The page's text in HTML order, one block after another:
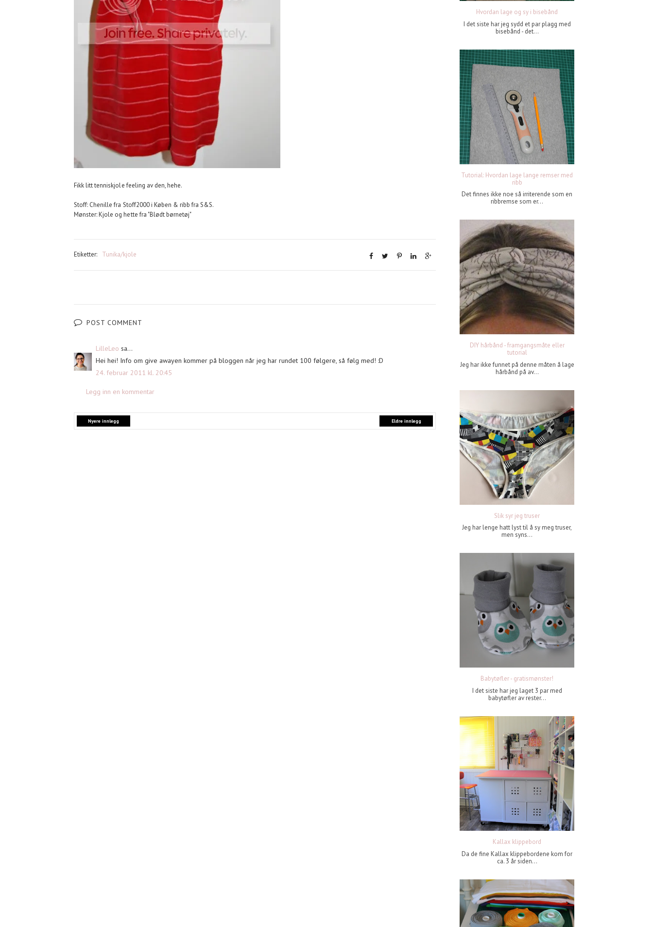
Fikk litt tenniskjole feeling av den, hehe.
Stoff: Chenille fra Stoff2000 i Køben & ribb fra S&S.
Mønster: Kjole og hette fra "Blødt børnetøj"
Etiketter: Tunika/kjole
POST COMMENT
LilleLeo sa...
Hei hei! Info om give awayen kommer på bloggen når jeg har rundet 100 følgere, så følg med! :D
24. februar 2011 kl. 20:45
Legg inn en kommentar
Nyere innlegg Eldre innlegg
Hvordan lage og sy i bisebånd
I det siste har jeg sydd et par plagg med
bisebånd - det...
Tutorial: Hvordan lage lange remser med
ribb
Det finnes ikke noe så irriterende som en
ribbremse som er...
DIY hårbånd - framgangsmåte eller
tutorial
Jeg har ikke funnet på denne måten å lage
hårbånd på av...
Slik syr jeg truser
Jeg har lenge hatt lyst til å sy meg truser,
men syns...
Babytøfler - gratismønster!
I det siste har jeg laget 3 par med
babytøfler av rester...
Kallax klippebord
Da de fine Kallax klippebordene kom for
ca. 3 år siden...